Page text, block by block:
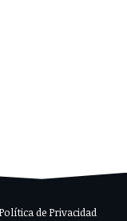
de Privacidad